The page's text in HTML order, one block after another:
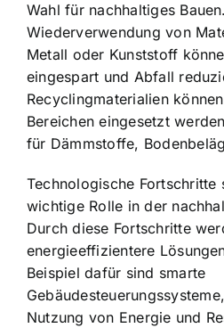
Wahl für nachhaltiges
Wiederverwendung von
Metall oder Kunststoff
eingespart und Abfall
Recyclingmaterialien
Bereichen eingesetzt
für Dämmstoffe,
Technologische Fortschritte
wichtige Rolle in der
Durch diese Fortschritte
energieeffizientere
Beispiel dafür sind smarte
Nutzung von Energie und